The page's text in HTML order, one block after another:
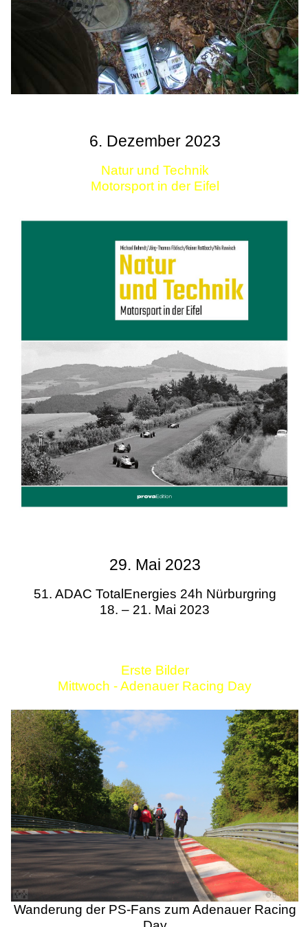
6. Dezember 2023
Natur und Technik
Motorsport in der Eifel
29. Mai 2023
51. ADAC TotalEnergies 24h Nürburgring
18. – 21. Mai 2023
Erste Bilder
Mittwoch - Adenauer Racing Day
Wanderung der PS-Fans zum Adenauer Racing